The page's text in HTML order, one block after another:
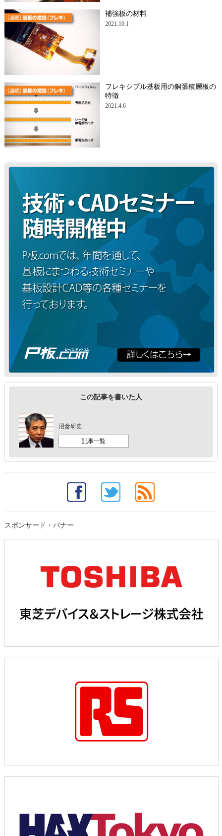
補強板の材料
2021.10.1
フレキシブル基板用の銅張積層板の
特徴
2021.4.6
この記事を書いた人
沼倉研史
記事一覧
スポンサード・バナー